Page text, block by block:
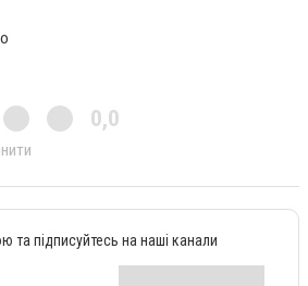
0,0
та підписуйтесь на наші канали